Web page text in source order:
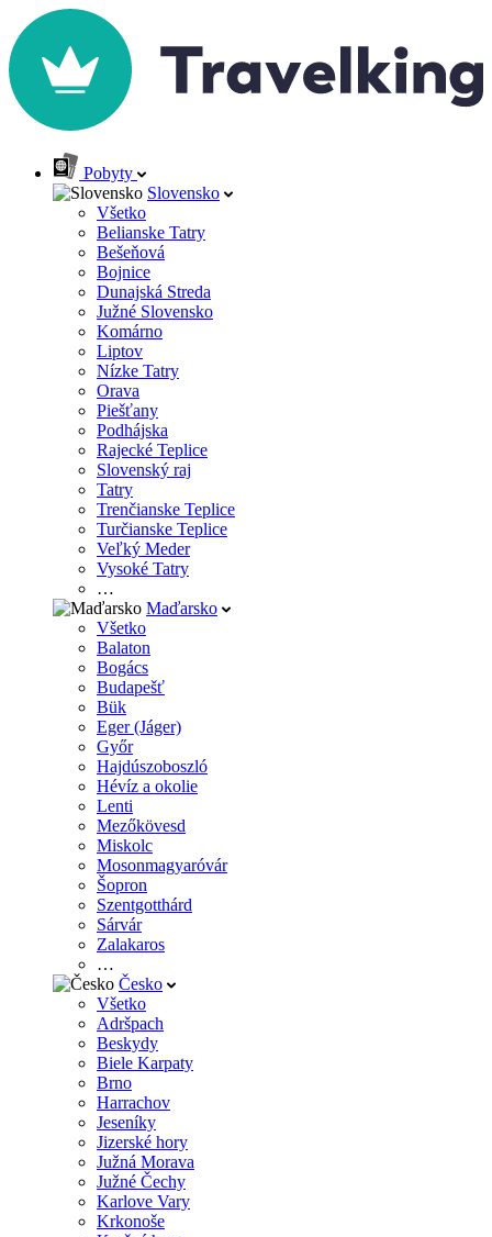
Pobyty
Slovensko
Všetko
Belianske Tatry
Bešeňová
Bojnice
Dunajská Streda
Južné Slovensko
Komárno
Liptov
Nízke Tatry
Orava
Piešťany
Podhájska
Rajecké Teplice
Slovenský raj
Tatry
Trenčianske Teplice
Turčianske Teplice
Veľký Meder
Vysoké Tatry
…
Maďarsko
Všetko
Balaton
Bogács
Budapešť
Bük
Eger (Jáger)
Győr
Hajdúszoboszló
Hévíz a okolie
Lenti
Mezőkövesd
Miskolc
Mosonmagyaróvár
Šopron
Szentgotthárd
Sárvár
Zalakaros
…
Česko
Všetko
Adršpach
Beskydy
Biele Karpaty
Brno
Harrachov
Jeseníky
Jizerské hory
Južná Morava
Južné Čechy
Karlove Vary
Krkonoše